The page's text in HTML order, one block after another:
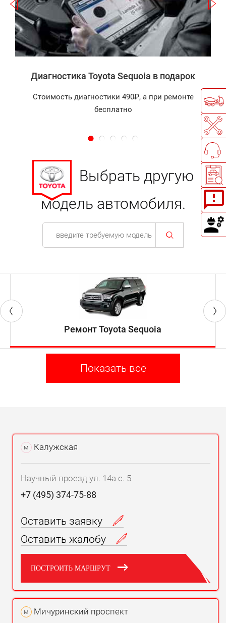
Диагностика Toyota Sequoia в подарок
Стоимость диагностики 490₽, а при ремонте
бесплатно
Выбрать другую
модель автомобиля.
Ремонт Toyota Sequoia
Показать все
м Калужская
Научный проезд ул. 14а с. 5
+7 (495) 374-75-88
Оставить заявку
Оставить жалобу
ПОСТРОИТЬ МАРШРУТ
м Мичуринский проспект